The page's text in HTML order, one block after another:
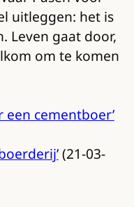
uitleggen: het is
Leven gaat door,
om te komen
een cementboer’
(21-03-